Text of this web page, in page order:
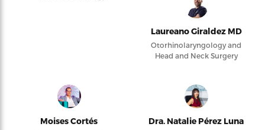
Laureano Giraldez MD
Otorhinolaryngology and
Head and Neck Surgery
Moises Cortés Dra. Natalie Pérez Luna